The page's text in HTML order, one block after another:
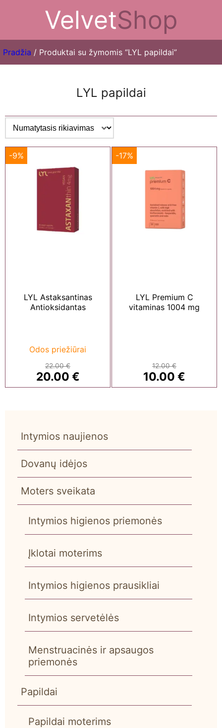
VelvetShop
Pradžia / Produktai su žymomis “LYL papildai”
Intymios naujienos
Dovanų idėjos
Moters sveikata
Intymios higienos priemonės
Įklotai moterims
Intymios higienos prausikliai
Intymios servetėlės
Menstruacinės ir apsaugos
priemonės
Papildai
Papildai moterims
LYL papildai
-9%
LYL Astaksantinas
Antioksidantas
Odos priežiūrai
22.00€
Original
price
was:
20.00 €Current
price
is:
-17%
LYL Premium C
vitaminas 1004 mg
12.00€
Original
price
was:
10.00 €
is: